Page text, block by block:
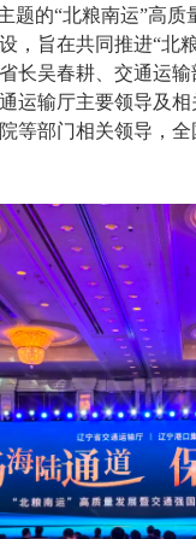
的“北粮南运”高质
，旨在共同推进“
长吴春耕、交通运
运输厅主要领导及
等部门相关领导，